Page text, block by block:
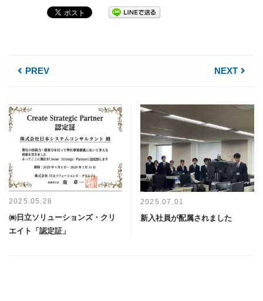
PREV NEXT
2025.05.28
㈱日立ソリューションズ・クリ
エイト「認定証」
2025.07.01
新入社員が配属されました